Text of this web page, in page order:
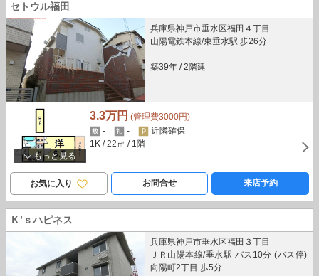
セトウル福田
兵庫県神戸市垂水区福田４丁目
山陽電鉄本線/東垂水駅 歩26分
築39年 / 2階建
もっと見る
3.3万円 (管理費3000円)
-
-
近隣確保
1K / 22㎡ / 1階
お気に入り お問合せ 来店予約
Ｋ’ｓハピネス
兵庫県神戸市垂水区福田３丁目
ＪＲ山陽本線/垂水駅 バス10分 (バス停)
向陽町2丁目 歩5分